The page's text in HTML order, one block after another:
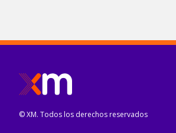
© XM. Todos los derechos reservados